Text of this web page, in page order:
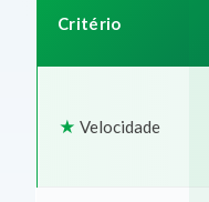
Critério
Velocidade